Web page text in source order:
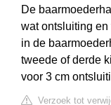
De
wat ontsluiting
in de
tweede of derde
voor 3 cm
Verzoek tot